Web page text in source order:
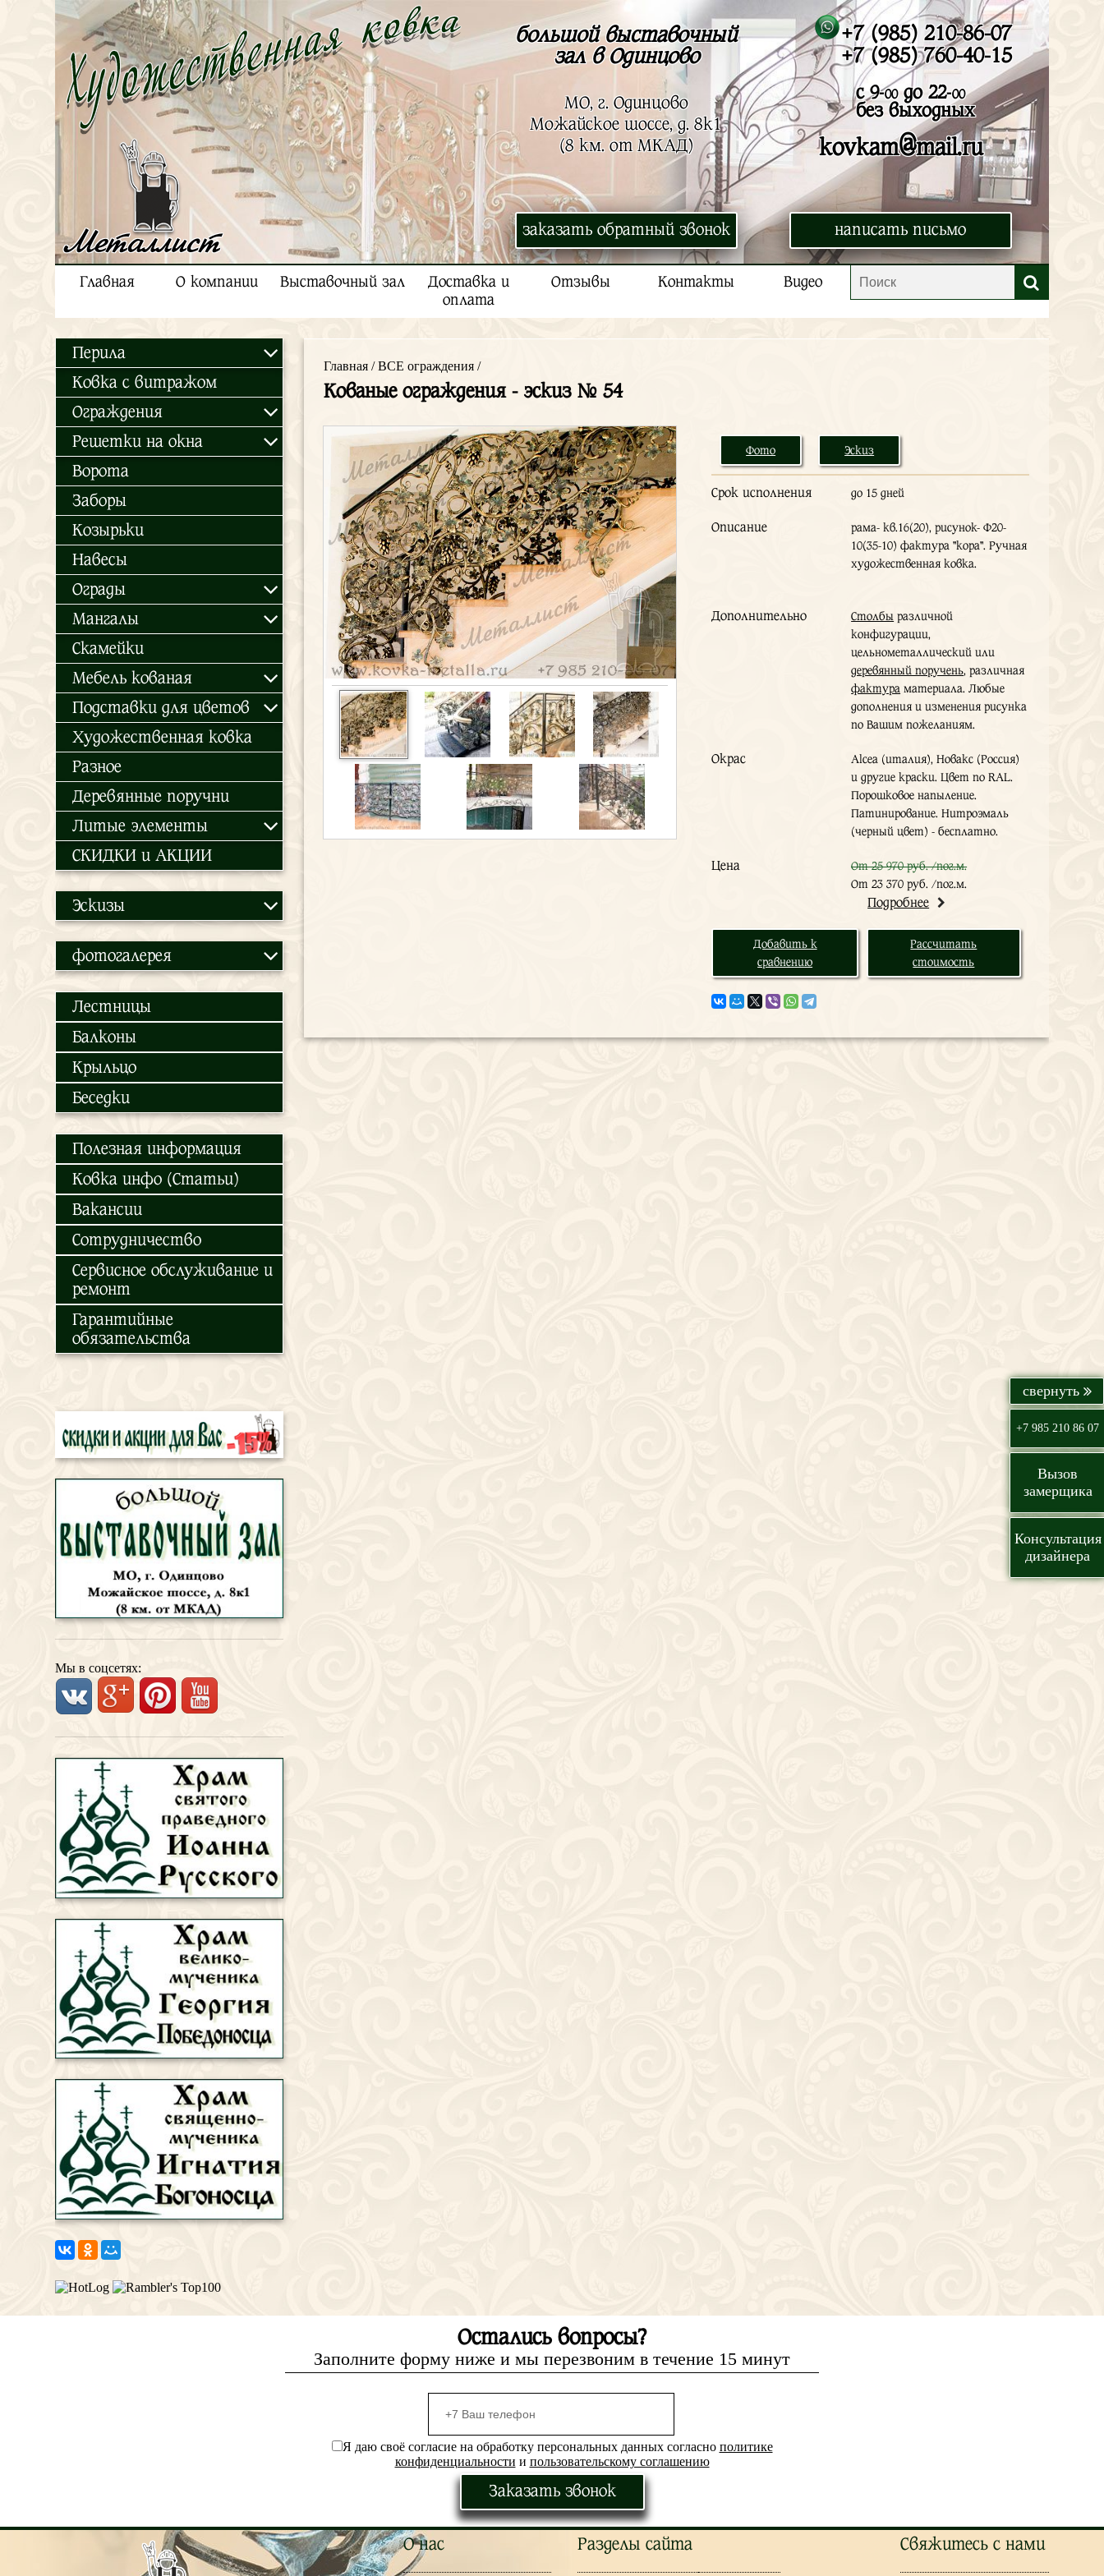
Металлист
+7 (985) 210-86-07
+7 (985) 760-40-15
с 9-00до 22-00
без выходных
kovkam@mail.ru
написать письмо
большой выставочный
зал в Одинцово
МО, г. Одинцово
Можайское шоссе, д. 8к1
(8 км. от МКАД)
заказать обратный звонок
Главная О компании Выставочный зал
Доставка и
оплата
Отзывы Контакты Видео
Перила
Ковка с витражом
Ограждения
Решетки на окна
Ворота
Заборы
Козырьки
Навесы
Ограды
Мангалы
Скамейки
Мебель кованая
Подставки для цветов
Художественная ковка
Разное
Деревянные поручни
Литые элементы
СКИДКИ и АКЦИИ
Эскизы
фотогалерея
Лестницы
Балконы
Крыльцо
Беседки
Полезная информация
Ковка инфо (Статьи)
Вакансии
Сотрудничество
Сервисное обслуживание и
ремонт
Гарантийные
обязательства
Мы в соцсетях:
Главная/ВСЕ ограждения/
Кованые ограждения - эскиз № 54
Фото Эскиз
Срок исполнения до 15 дней
Описание
рама- кв.16(20), рисунок- Ф20-
10(35-10) фактура "кора". Ручная
художественная ковка.
Дополнительно Столбы различной
конфигурации,
цельнометаллический или
деревянный поручень, различная
фактура материала. Любые
дополнения и изменения рисунка
по Вашим пожеланиям.
Окрас
Alcea (италия), Новакс (Россия)
и другие краски. Цвет по RAL.
Порошковое напыление.
Патинирование. Нитроэмаль
(черный цвет) - бесплатно.
Цена
От 25 970 руб. /пог.м.
От 23 370 руб. /пог.м.
Подробнее
Добавить к
сравнению
Рассчитать
стоимость
+7 985 210 86 07
Вызов
замерщика
Консультация
дизайнера
Остались вопросы?
Заполните форму ниже и мы перезвоним в течение 15 минут
Я даю своё согласие на обработку персональных данных согласно политике
конфиденциальности и пользовательскому соглашению
Заказать звонок
О нас Разделы сайта Свяжитесь с нами